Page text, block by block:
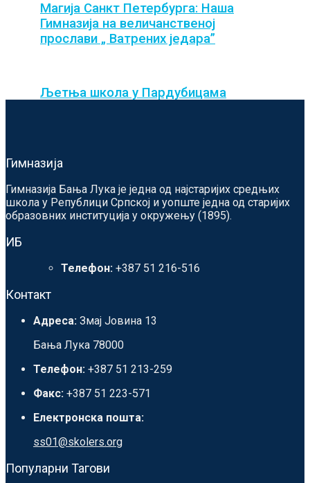
Магија Санкт Петербурга: Наша
Гимназија на величанственој
прослави „ Ватрених једара”
Љетња школа у Пардубицама
Гимназија
Гимназија Бања Лука је једна од најстаријих средњих
школа у Републици Српској и уопште једна од старијих
образовних институција у окружењу (1895).
ИБ
Телефон: +387 51 216-516
Контакт
Адреса: Змај Јовина 13
Бања Лука 78000
Телефон: +387 51 213-259
Факс: +387 51 223-571
Електронска пошта:
ss01@skolers.org
Популарни Тагови